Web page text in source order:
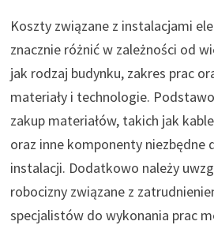
Koszty związane z instalacjami
znacznie różnić w zależności od
jak rodzaj budynku, zakres prac
materiały i technologie.
zakup materiałów, takich jak
oraz inne komponenty niezbędne
instalacji. Dodatkowo należy
robocizny związane z
specjalistów do wykonania prac